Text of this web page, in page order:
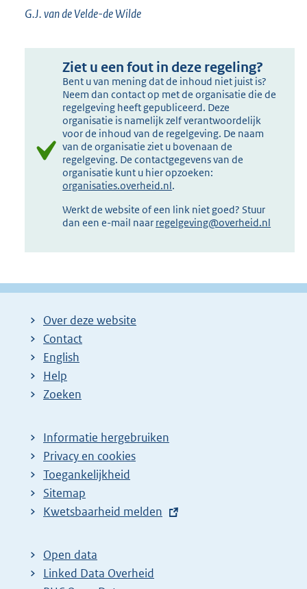
G.J. van de Velde-de Wilde
Ziet u een fout in deze regeling?
Bent u van mening dat de inhoud niet juist is?
Neem dan contact op met de organisatie die de
regelgeving heeft gepubliceerd. Deze
organisatie is namelijk zelf verantwoordelijk
voor de inhoud van de regelgeving. De naam
van de organisatie ziet u bovenaan de
regelgeving. De contactgegevens van de
organisatie kunt u hier opzoeken:
organisaties.overheid.nl.
Werkt de website of een link niet goed? Stuur
dan een e-mail naar regelgeving@overheid.nl
Over deze website
Contact
English
Help
Zoeken
Informatie hergebruiken
Privacy en cookies
Toegankelijkheid
Sitemap
E
t
e
r
Kwetsbaarheid melden
Open data
Linked Data Overheid